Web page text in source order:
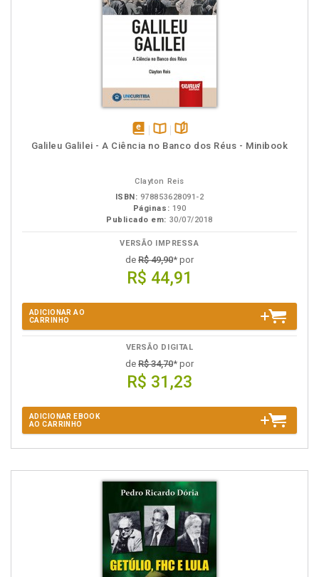
disponívelDisponível
páginas
Galileu Galilei - A Ciência no Banco dos Réus - Minibook
Clayton Reis
ISBN: 978853628091-2
Páginas: 190
Publicado em: 30/07/2018
VERSÃO IMPRESSA
de R$ 49,90* por
R$ 44,91
ADICIONAR AO
CARRINHO
VERSÃO DIGITAL
de R$ 34,70* por
R$ 31,23
ADICIONAR EBOOK
AO CARRINHO